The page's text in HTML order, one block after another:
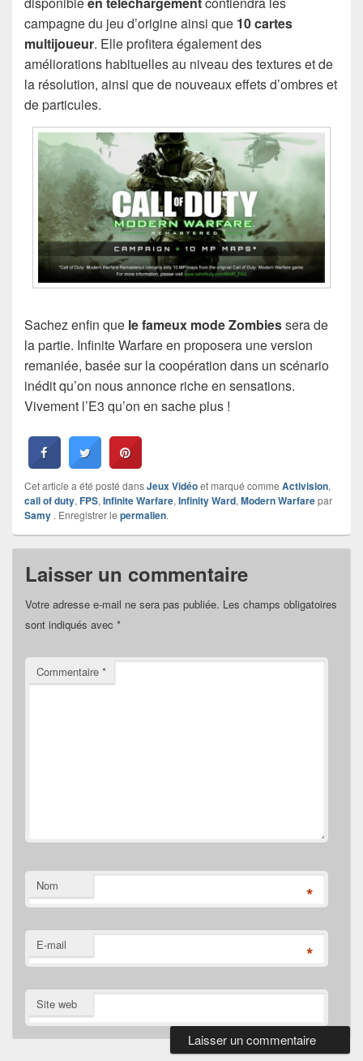
campagne du jeu d’origine ainsi que 10 cartes
multijoueur. Elle profitera également des
améliorations habituelles au niveau des textures et de
la résolution, ainsi que de nouveaux effets d’ombres et
de particules.
Sachez enfin que le fameux mode Zombiessera de
la partie. Infinite Warfare en proposera une version
remaniée, basée sur la coopération dans un scénario
inédit qu’on nous annonce riche en sensations.
Vivement l’E3 qu’on en sache plus !
Cet article a été posté dansJeux Vidéoet marqué comme Activision,
call of duty, FPS, Infinite Warfare, Infinity Ward, Modern Warfarepar
Samy . Enregistrer le permalien.
Laisser un commentaire
Votre adresse e-mail ne sera pas publiée. Les champs obligatoires
sont indiqués avec *
Commentaire *
Nom *
E-mail *
Site web